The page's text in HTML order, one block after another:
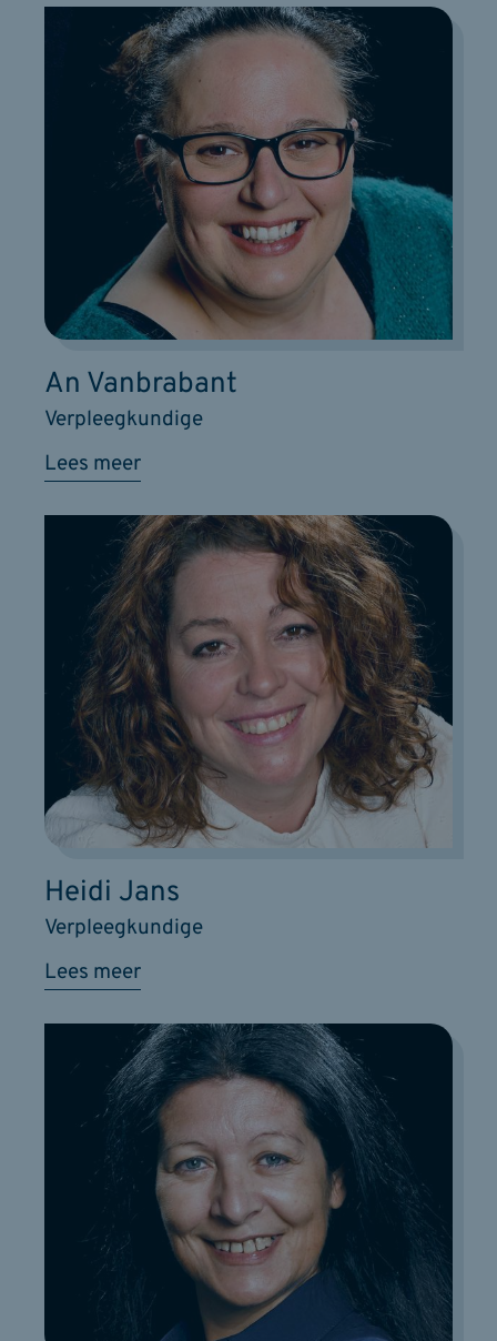
Lees meer
Verpleegkundige
An Vanbrabant
Lees meer
Verpleegkundige
Heidi Jans